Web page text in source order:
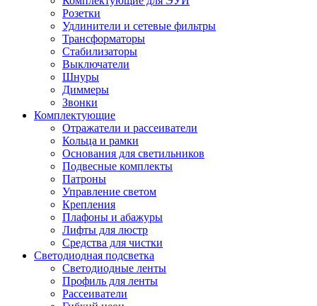
Розетки
Удлинители и сетевые фильтры
Трансформаторы
Стабилизаторы
Выключатели
Шнуры
Диммеры
Звонки
Комплектующие
Отражатели и рассеиватели
Кольца и рамки
Основания для светильников
Подвесные комплекты
Патроны
Управление светом
Крепления
Плафоны и абажуры
Лифты для люстр
Средства для чистки
Светодиодная подсветка
Светодиодные ленты
Профиль для ленты
Рассеиватели